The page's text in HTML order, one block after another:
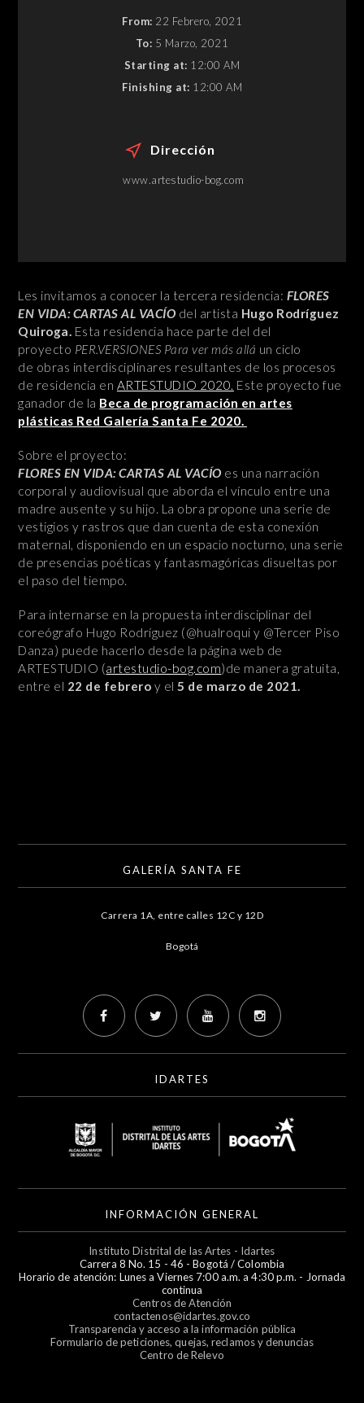
From: 22 Febrero, 2021
To: 5 Marzo, 2021
Starting at: 12:00 AM
Finishing at: 12:00 AM
Dirección
www.artestudio-bog.com
Les invitamos a conocer la tercera residencia: FLORES
EN VIDA: CARTAS AL VACÍO del artista Hugo Rodríguez
Quiroga. Esta residencia hace parte del del
proyecto PER.VERSIONES Para ver más allá un ciclo
de obras interdisciplinares resultantes de los procesos
de residencia en ARTESTUDIO 2020. Este proyecto fue
ganador de la Beca de programación en artes
plásticas Red Galería Santa Fe 2020.
Sobre el proyecto:
FLORES EN VIDA: CARTAS AL VACÍO es una narración
corporal y audiovisual que aborda el vínculo entre una
madre ausente y su hijo. La obra propone una serie de
vestigios y rastros que dan cuenta de esta conexión
maternal, disponiendo en un espacio nocturno, una serie
de presencias poéticas y fantasmagóricas disueltas por
el paso del tiempo.
Para internarse en la propuesta interdisciplinar del
coreógrafo Hugo Rodríguez (@hualroqui y @Tercer Piso
Danza) puede hacerlo desde la página web de
ARTESTUDIO (artestudio-bog.com)de manera gratuita,
entre el 22 de febrero y el 5 de marzo de 2021.
GALERÍA SANTA FE
Carrera 1A, entre calles 12C y 12D
Bogotá
IDARTES
INFORMACIÓN GENERAL
Instituto Distrital de las Artes - Idartes
Carrera 8 No. 15 - 46 - Bogotá / Colombia
Horario de atención: Lunes a Viernes 7:00 a.m. a 4:30 p.m. - Jornada
continua
Centros de Atención
contactenos@idartes.gov.co
Transparencia y acceso a la información pública
Formulario de peticiones, quejas, reclamos y denuncias
Centro de Relevo